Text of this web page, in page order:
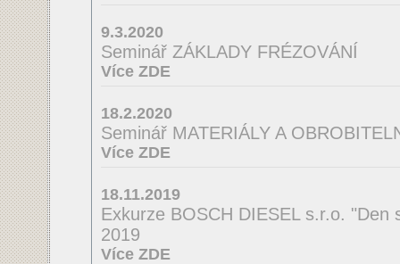
9.3.2020
Seminář ZÁKLADY FRÉZOVÁNÍ
Více ZDE
18.2.2020
Seminář MATERIÁLY A
Více ZDE
18.11.2019
Exkurze BOSCH DIESEL s.r.o. "Den
2019
Více ZDE